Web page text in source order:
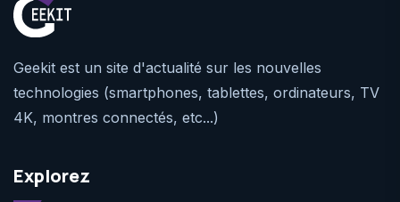
Geekit est un site d'actualité sur les nouvelles
technologies (smartphones, tablettes, ordinateurs, TV
4K, montres connectés, etc...)
Explorez